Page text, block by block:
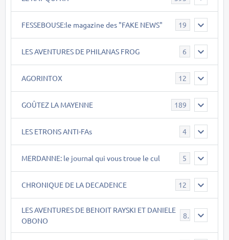
FESSEBOUSE:le magazine des "FAKE NEWS" 19
LES AVENTURES DE PHILANAS FROG 6
AGORINTOX 12
GOÛTEZ LA MAYENNE 189
LES ETRONS ANTI-FAs 4
MERDANNE: le journal qui vous troue le cul 5
CHRONIQUE DE LA DECADENCE 12
LES AVENTURES DE BENOIT RAYSKI ET DANIELE
OBONO
8